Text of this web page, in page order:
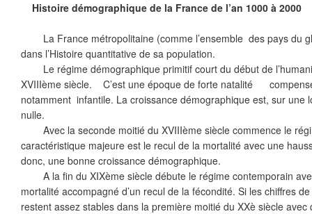
Histoire démographique de la France de l’an 1000 à 2000
La France métropolitaine (comme l’ensemble des pays du
dans l’Histoire quantitative de sa population.
Le régime démographique primitif court du début de
XVIIIème siècle. C’est une époque de forte natalité
notamment infantile. La croissance démographique est, sur une
nulle.
Avec la seconde moitié du XVIIIème siècle commence le
caractéristique majeure est le recul de la mortalité avec une
donc, une bonne croissance démographique.
A la ﬁn du XIXème siècle débute le régime contemporain
mortalité accompagné d’un recul de la fécondité. Si les chiﬀres
restent assez stables dans la première moitié du XXè siècle avec